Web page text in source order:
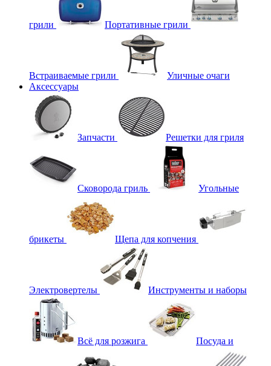
грили Портативные грили
Встраиваемые грили
Уличные очаги
Аксессуары
Запчасти Решетки для гриля
Сковорода гриль Угольные
брикеты Щепа для копчения
Электровертелы Инструменты и наборы
Всё для розжига Посуда и